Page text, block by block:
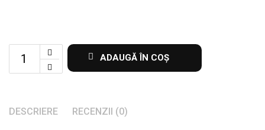
Set
personalizate
ADAUGĂ ÎN COȘ
DESCRIERE RECENZII (0)